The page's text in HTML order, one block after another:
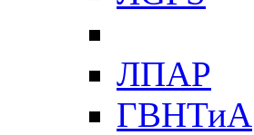
ЛПАР
ГВНТиА